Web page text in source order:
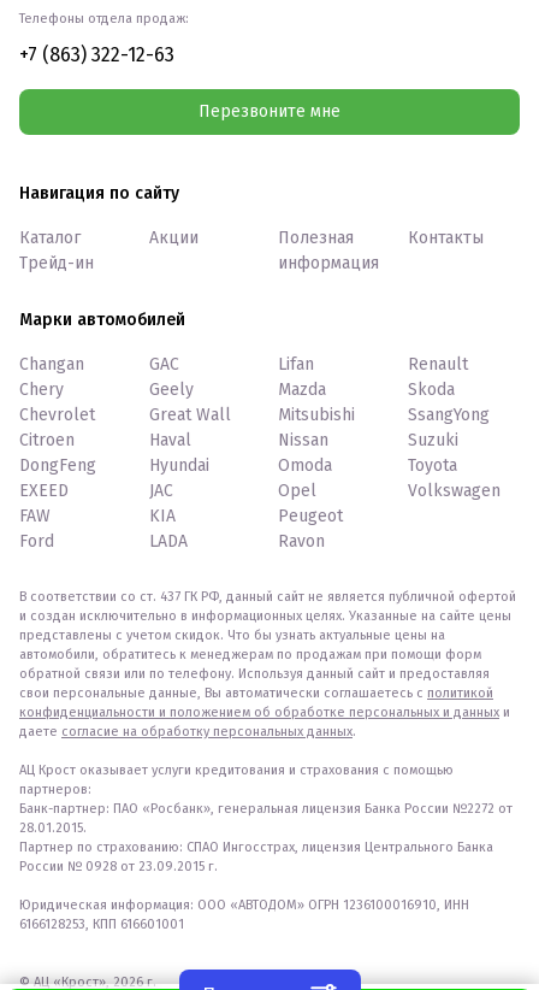
Телефоны отдела продаж:
+7 (863) 322-12-63
Перезвоните мне
Навигация по сайту
Каталог
Трейд-ин
Акции
Полезная
информация
Контакты
Марки автомобилей
Changan
Chery
Chevrolet
Citroen
DongFeng
EXEED
FAW
Ford
GAC
Geely
Great Wall
Haval
Hyundai
JAC
KIA
LADA
Lifan
Mazda
Mitsubishi
Nissan
Omoda
Opel
Peugeot
Ravon
Renault
Skoda
SsangYong
Suzuki
Toyota
Volkswagen
В соответствии со ст. 437 ГК РФ, данный сайт не является публичной офертой
и создан исключительно в информационных целях. Указанные на сайте цены
представлены с учетом скидок. Что бы узнать актуальные цены на
автомобили, обратитесь к менеджерам по продажам при помощи форм
обратной связи или по телефону. Используя данный сайт и предоставляя
свои персональные данные, Вы автоматически соглашаетесь с политикой
конфиденциальности и положением об обработке персональных и данных и
даете согласие на обработку персональных данных.
АЦ Крост оказывает услуги кредитования и страхования с помощью
партнеров:
Банк-партнер: ПАО «Росбанк», генеральная лицензия Банка России №2272 от
28.01.2015.
Партнер по страхованию: СПАО Ингосстрах, лицензия Центрального Банка
России № 0928 от 23.09.2015 г.
Юридическая информация: ООО «АВТОДОМ» ОГРН 1236100016910, ИНН
6166128253, КПП 616601001
© АЦ «Крост», 2026 г.